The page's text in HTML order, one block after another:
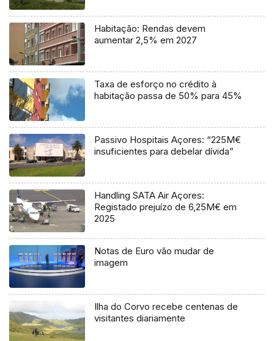
Habitação: Rendas devem
aumentar 2,5% em 2027
Taxa de esforço no crédito à
habitação passa de 50% para 45%
Passivo Hospitais Açores: “225M€
insuficientes para debelar dívida”
Handling SATA Air Açores:
Registado prejuízo de 6,25M€ em
2025
Notas de Euro vão mudar de
imagem
Ilha do Corvo recebe centenas de
visitantes diariamente